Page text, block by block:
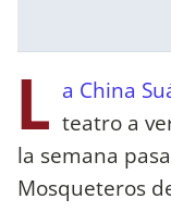
L a China
teatro a
la semana
Mosqueteros